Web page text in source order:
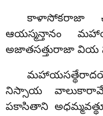
కాళాసోకరాజా చ
ఆయస్మన్తానం
అజాతసత్తురాజా వియ
నిస్సాయ వాలుకారామే
పకాసితాని